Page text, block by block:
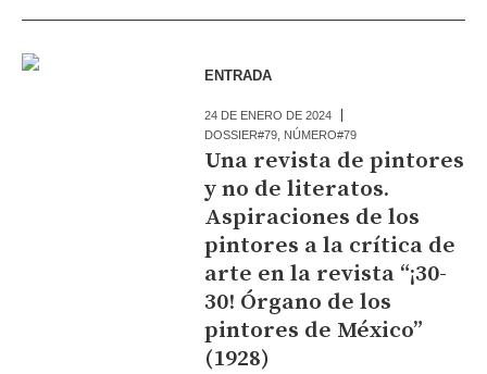
ENTRADA
24 DE ENERO DE 2024
DOSSIER#79 NÚMERO#79
Una revista de pintores
y no de literatos.
Aspiraciones de los
pintores a la crítica de
arte en la revista “¡30-
30! Órgano de los
pintores de México”
(1928)